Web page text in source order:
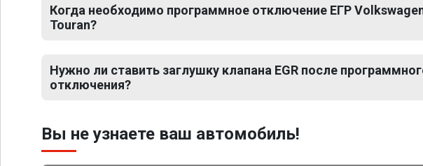
Когда необходимо программное отключение ЕГР
Touran?
Нужно ли ставить заглушку клапана EGR после
отключения?
Вы не узнаете ваш автомобиль!